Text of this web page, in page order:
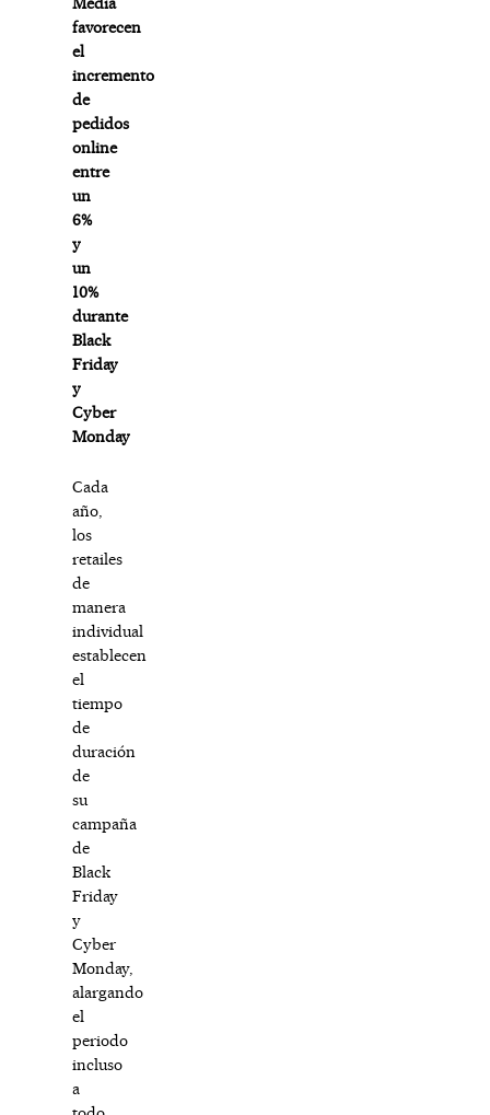
favorecen
el
incremento
de
pedidos
online
entre
un
6%
y
un
10%
durante
Black
Friday
y
Cyber
Monday
Cada
año,
los
retailes
de
manera
individual
establecen
el
tiempo
de
duración
de
su
campaña
de
Black
Friday
y
Cyber
Monday,
alargando
el
periodo
incluso
a